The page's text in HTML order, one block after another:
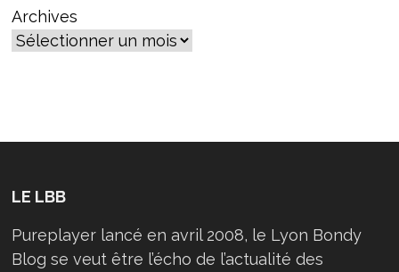
Archives
LE LBB
Pureplayer lancé en avril 2008, le Lyon Bondy
Blog se veut être l’écho de l’actualité des